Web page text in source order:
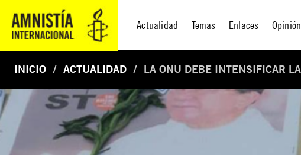
Actualidad Temas Enlaces Opinión
INICIO ACTUALIDAD LA ONU DEBE INTENSIFICAR